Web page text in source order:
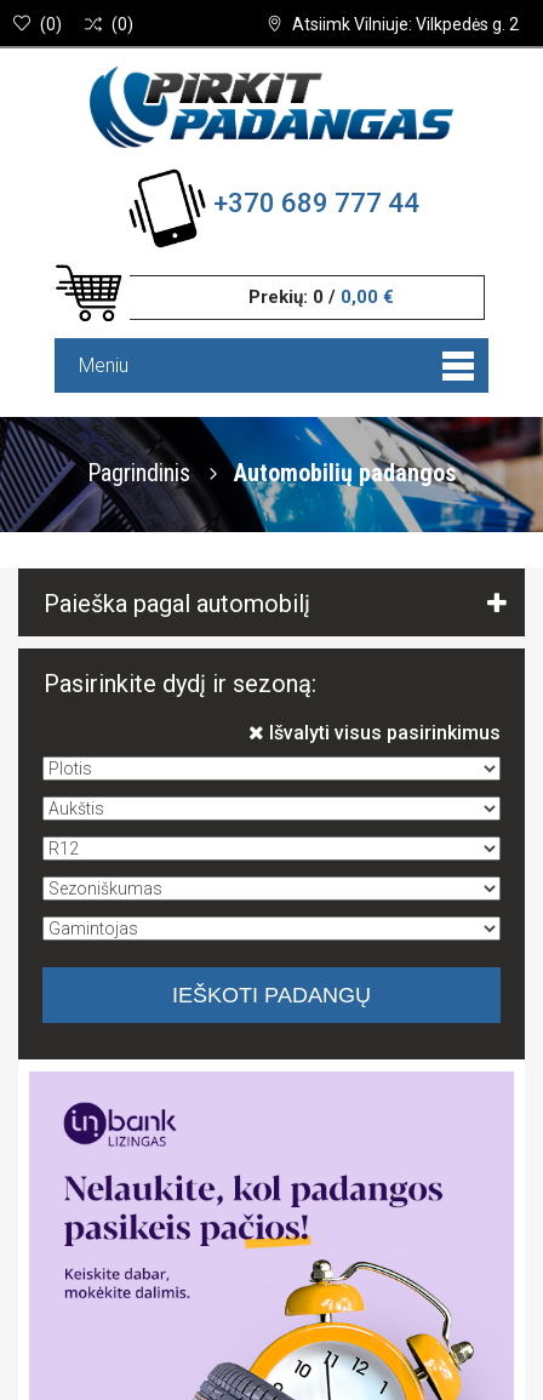
Atsiimk Vilniuje: Vilkpedės g. 2
(0) (0)
+370 689 777 44
Prekių: 0 / 0,00 €
Meniu
Pagrindinis Automobilių padangos
Paieška pagal automobilį
Pasirinkite dydį ir sezoną:
Išvalyti visus pasirinkimus